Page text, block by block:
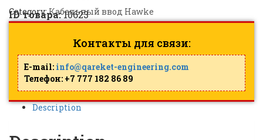
Category:Кабельный ввод Hawke
ID товара:10623
Контакты для связи:
E-mail: info@qareket-engineering.com
Телефон: +7 777 182 86 89
Description